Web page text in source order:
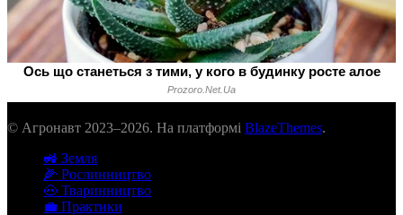
© Агронавт 2023–2026. На платформі BlazeThemes.
🚜 Земля
🌽 Рослинництво
🐽 Тваринництво
💼 Практики